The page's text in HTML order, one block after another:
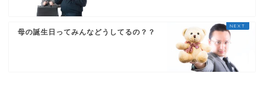
母の誕生日ってみんなどうしてるの？？